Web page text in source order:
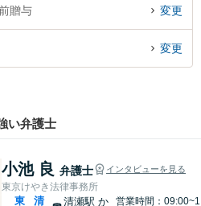
贈与 変更
変更
い弁護士
小池 良 弁護士 インタビューを見る
東京けやき法律事務所
東
清
清瀬駅 か
営業時間：09:00~1